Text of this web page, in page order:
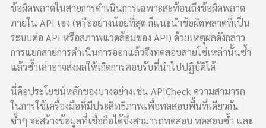
ข้อผิดพลาดในสายการดำเนินการเฉพาะสะท้อนถึงข้อผิดพลาด
ภายใน API เอง (หรืออย่างน้อยที่สุด ก็แนะนำข้อผิดพลาดที่เป็น
ระบบต่อ API หรือสภาพแวดล้อมของ API) ด้วยเหตุผลดังกล่าว
การแยกสายการดำเนินการออกแล้วจึงทดสอบสายโซ่เหล่านั้นซ้ำ
แล้วซ้ำเล่าอาจส่งผลให้เกิดการตอบรับที่นำไปปฏิบัติได้
นี่คือประโยชน์หลักของบางอย่างเช่น APICheck ความสามารถ
ในการใช้เครื่องมือที่มีประสิทธิภาพเพื่อทดสอบพื้นที่เดียวกัน
ซ้ำๆ จะสร้างข้อมูลที่เชื่อถือได้ซึ่งสามารถทดสอบ ทดสอบซ้ำ และ